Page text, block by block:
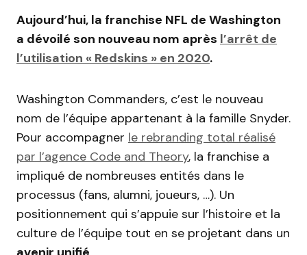
Aujourd’hui, la franchise NFL de Washington
a dévoilé son nouveau nom après l’arrêt de
l’utilisation « Redskins » en 2020.
Washington Commanders, c’est le nouveau
nom de l’équipe appartenant à la famille Snyder.
Pour accompagner le rebranding total réalisé
par l’agence Code and Theory, la franchise a
impliqué de nombreuses entités dans le
processus (fans, alumni, joueurs, …). Un
positionnement qui s’appuie sur l’histoire et la
culture de l’équipe tout en se projetant dans un